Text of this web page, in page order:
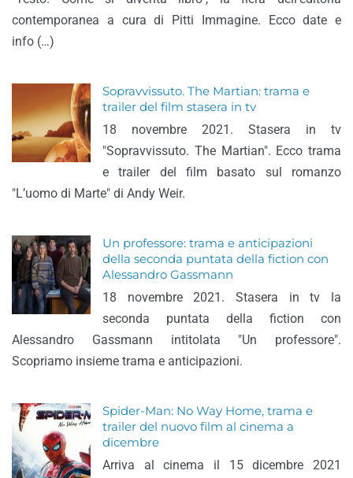
contemporanea a cura di Pitti Immagine. Ecco date e
info (…)
Sopravvissuto. The Martian: trama e
trailer del film stasera in tv
18 novembre 2021. Stasera in tv
"Sopravvissuto. The Martian". Ecco trama
e trailer del film basato sul romanzo
"L’uomo di Marte" di Andy Weir.
Un professore: trama e anticipazioni
della seconda puntata della fiction con
Alessandro Gassmann
18 novembre 2021. Stasera in tv la
seconda puntata della fiction con
Alessandro Gassmann intitolata "Un professore".
Scopriamo insieme trama e anticipazioni.
Spider-Man: No Way Home, trama e
trailer del nuovo film al cinema a
dicembre
Arriva al cinema il 15 dicembre 2021